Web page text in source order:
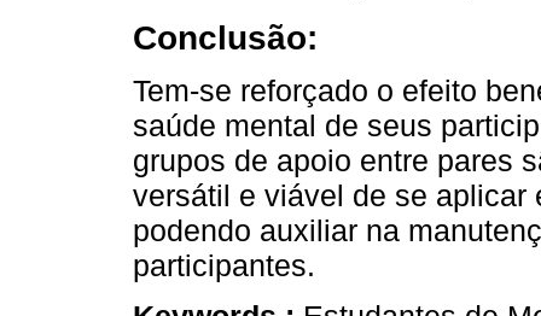
Conclusão:
Tem-se reforçado o efeito
saúde mental de seus
grupos de apoio entre pares
versátil e viável de se aplicar
podendo auxiliar na
participantes.